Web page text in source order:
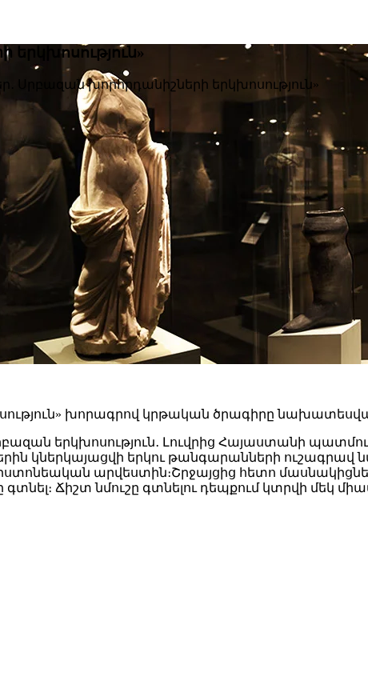
Սրբազան խորհրդանիշների երկխոսություն»
խորագրով կրթական ծրագիրը
երկխոսություն․ Լուվրից Հայաստանի
կներկայացվի երկու թանգարանների ուշագրավ
արվեստին։Շրջայցից հետո
Ճիշտ նմուշը գտնելու դեպքում կտրվի մեկ